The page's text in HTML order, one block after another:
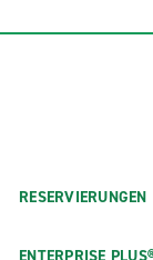
RESERVIERUNGEN
ENTERPRISE